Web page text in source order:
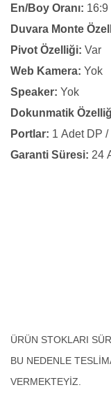
En/Boy Oranı: 16:9
Duvara Monte
Pivot Özelliği: Var
Web Kamera: Yok
Speaker: Yok
Dokunmatik
Portlar: 1 Adet DP /
Garanti Süresi: 24
ÜRÜN STOKLARI
BU NEDENLE
VERMEKTEYİZ.